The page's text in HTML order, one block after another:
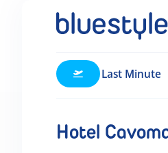
Last Minute
Hotel